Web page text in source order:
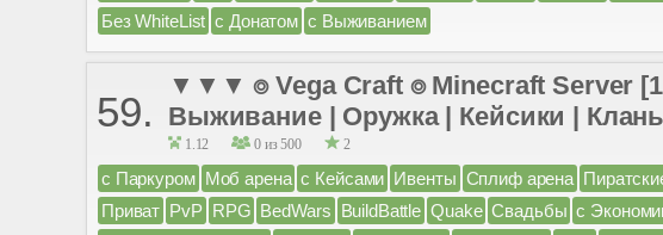
Без WhiteList с Донатом с Выживанием
59.
▼▼▼ ⌾ Vega Craft ⌾ Minecraft
Выживание | Оружка | Кейсики |
1.12 0 из 500 2
с Паркуром Моб арена с Кейсами Ивенты Сплиф арена
Приват PvP RPG BedWars BuildBattle Quake Свадьбы с